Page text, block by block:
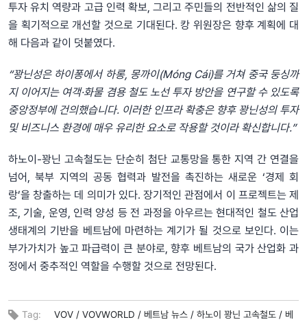
투자 유치 역량과 고급 인력 확보, 그리고 주민들의 전반적인 삶의 질
을 획기적으로 개선할 것으로 기대된다. 캉 위원장은 향후 계획에 대
해 다음과 같이 덧붙였다.
“꽝닌성은 하이퐁에서 하롱, 몽까이(Móng Cái)를 거쳐 중국 둥싱까
지 이어지는 여객·화물 겸용 철도 노선 투자 방안을 연구할 수 있도록
중앙정부에 건의했습니다. 이러한 인프라 확충은 향후 꽝닌성의 투자
및 비즈니스 환경에 매우 유리한 요소로 작용할 것이라 확신합니다.”
하노이-꽝닌 고속철도는 단순히 첨단 교통망을 통한 지역 간 연결을
넘어, 북부 지역의 공동 협력과 발전을 촉진하는 새로운 ‘경제 회
랑’을 창출하는 데 의미가 있다. 장기적인 관점에서 이 프로젝트는 제
조, 기술, 운영, 인력 양성 등 전 과정을 아우르는 현대적인 철도 산업
생태계의 기반을 베트남에 마련하는 계기가 될 것으로 보인다. 이는
부가가치가 높고 파급력이 큰 분야로, 향후 베트남의 국가 산업화 과
정에서 중추적인 역할을 수행할 것으로 전망된다.
Tag: VOV / VOVWORLD / 베트남 뉴스 / 하노이 꽝닌 고속철도 / 베